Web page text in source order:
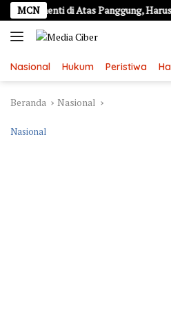
Langsung
ke
konten
MCNdi Atas Panggung, Harus Jadi
Nasional Hukum Peristiwa
Beranda Nasional
Nasional